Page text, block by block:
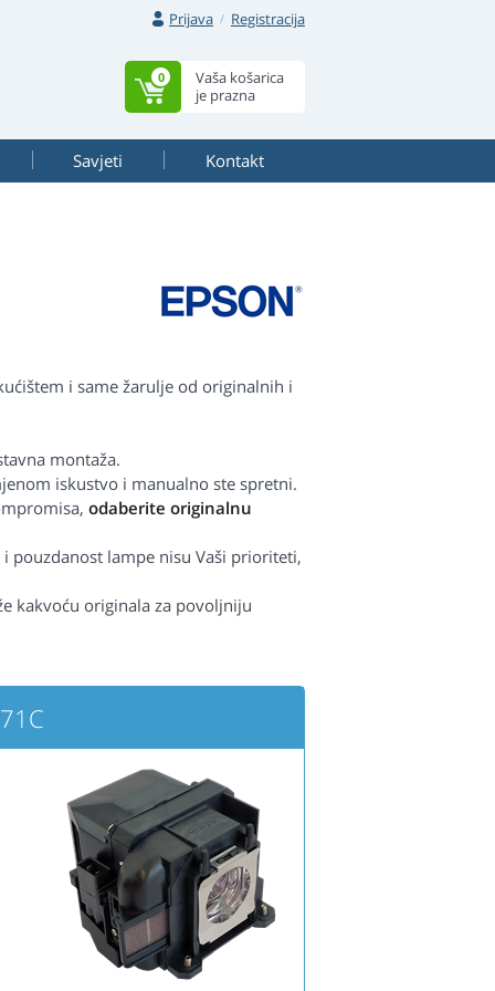
Prijava Registracija
Vaša košarica
je prazna
0
Savjeti Kontakt
i same žarulje od originalnih i
montaža.
iskustvo i manualno ste spretni.
odaberite originalnu
pouzdanost lampe nisu Vaši prioriteti,
kakvoću originala za povoljniju